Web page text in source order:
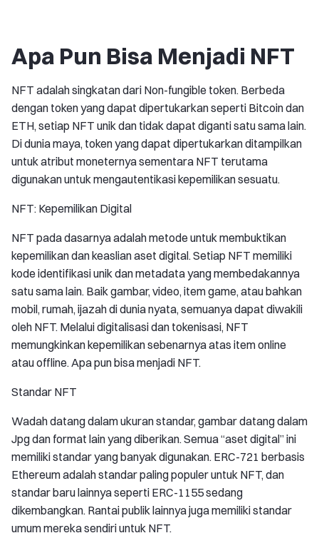
Apa Pun Bisa Menjadi NFT
NFT adalah singkatan dari Non-fungible token. Berbeda
dengan token yang dapat dipertukarkan seperti Bitcoin dan
ETH, setiap NFT unik dan tidak dapat diganti satu sama lain.
Di dunia maya, token yang dapat dipertukarkan ditampilkan
untuk atribut moneternya sementara NFT terutama
digunakan untuk mengautentikasi kepemilikan sesuatu.
NFT: Kepemilikan Digital
NFT pada dasarnya adalah metode untuk membuktikan
kepemilikan dan keaslian aset digital. Setiap NFT memiliki
kode identifikasi unik dan metadata yang membedakannya
satu sama lain. Baik gambar, video, item game, atau bahkan
mobil, rumah, ijazah di dunia nyata, semuanya dapat diwakili
oleh NFT. Melalui digitalisasi dan tokenisasi, NFT
memungkinkan kepemilikan sebenarnya atas item online
atau offline. Apa pun bisa menjadi NFT.
Standar NFT
Wadah datang dalam ukuran standar, gambar datang dalam
Jpg dan format lain yang diberikan. Semua “aset digital” ini
memiliki standar yang banyak digunakan. ERC-721 berbasis
Ethereum adalah standar paling populer untuk NFT, dan
standar baru lainnya seperti ERC-1155 sedang
dikembangkan. Rantai publik lainnya juga memiliki standar
umum mereka sendiri untuk NFT.